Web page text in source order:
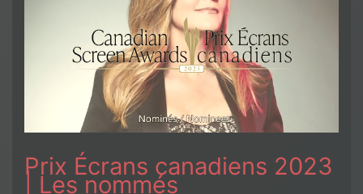
Prix Écrans canadiens 2023
| Les nommés